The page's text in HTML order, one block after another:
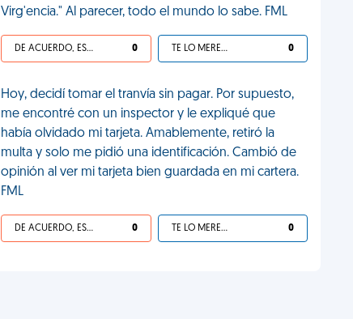
Virg'encia." Al parecer, todo el mundo lo sabe. FML
DE ACUERDO, ES UNA VIDA HP 0 TE LO MERECES 0
Hoy, decidí tomar el tranvía sin pagar. Por supuesto,
me encontré con un inspector y le expliqué que
había olvidado mi tarjeta. Amablemente, retiró la
multa y solo me pidió una identificación. Cambió de
opinión al ver mi tarjeta bien guardada en mi cartera.
FML
DE ACUERDO, ES UNA VIDA HP 0 TE LO MERECES 0